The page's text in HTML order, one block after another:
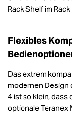
Rack Shelf im
Flexibles
Das extrem
modernen Design
4 ist so klein, dass
optionale Teranex